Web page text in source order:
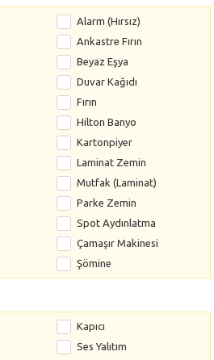
Alarm (Hırsız)
Ankastre Fırın
Beyaz Eşya
Duvar Kağıdı
Fırın
Hilton Banyo
Kartonpiyer
Laminat Zemin
Mutfak (Laminat)
Parke Zemin
Spot Aydınlatma
Çamaşır Makinesi
Şömine
Kapıcı
Ses Yalıtım